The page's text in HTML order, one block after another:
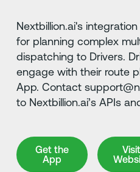
Nextbillion.ai's
for planning complex
dispatching to Drivers.
engage with their route
App. Contact
to Nextbillion.ai’s APIs
Get the
App
Get the App
Visit
Visit